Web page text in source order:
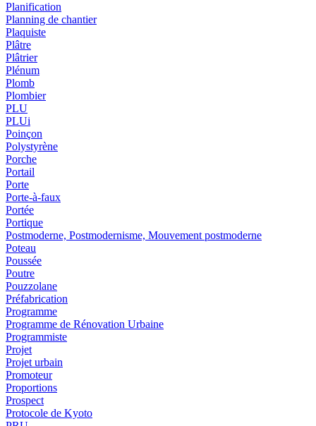
Planification
Planning de chantier
Plaquiste
Plâtre
Plâtrier
Plénum
Plomb
Plombier
PLU
PLUi
Poinçon
Polystyrène
Porche
Portail
Porte
Porte-à-faux
Portée
Portique
Postmoderne, Postmodernisme, Mouvement postmoderne
Poteau
Poussée
Poutre
Pouzzolane
Préfabrication
Programme
Programme de Rénovation Urbaine
Programmiste
Projet
Projet urbain
Promoteur
Proportions
Prospect
Protocole de Kyoto